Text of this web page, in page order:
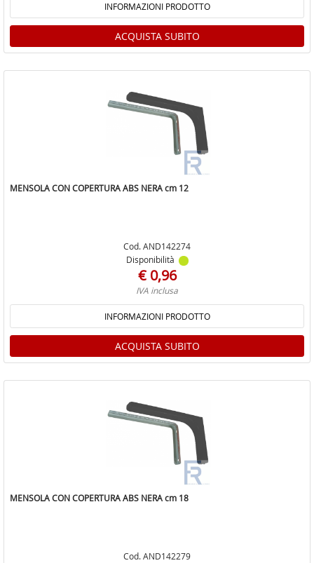
INFORMAZIONI PRODOTTO
ACQUISTA SUBITO
MENSOLA CON COPERTURA ABS NERA cm 12
Cod. AND142274
Disponibilità
€ 0,96
IVA inclusa
INFORMAZIONI PRODOTTO
ACQUISTA SUBITO
MENSOLA CON COPERTURA ABS NERA cm 18
Cod. AND142279